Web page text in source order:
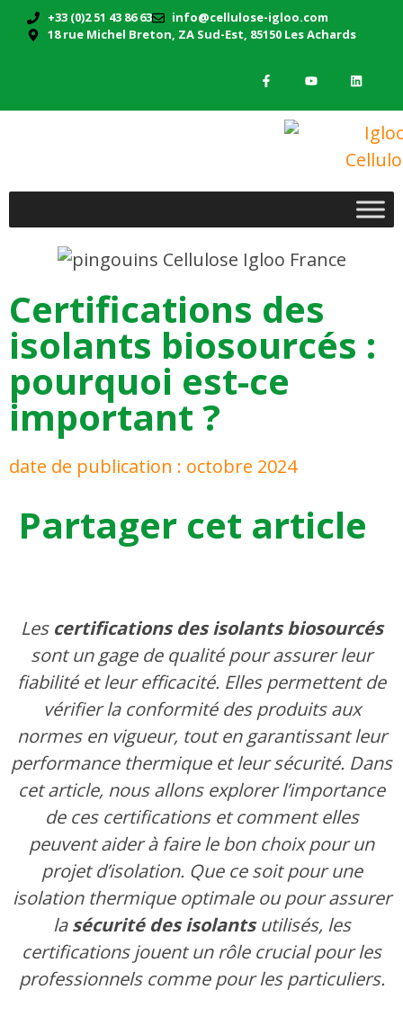
+33 (0)2 51 43 86 63
info@cellulose-igloo.com
18 rue Michel Breton, ZA Sud-Est, 85150 Les Achards
Certifications des
isolants biosourcés :
pourquoi est-ce
important ?
date de publication : octobre 2024
Partager cet article
Les certifications des isolants biosourcés
sont un gage de qualité pour assurer leur
fiabilité et leur efficacité. Elles permettent de
vérifier la conformité des produits aux
normes en vigueur, tout en garantissant leur
performance thermique et leur sécurité. Dans
cet article, nous allons explorer l’importance
de ces certifications et comment elles
peuvent aider à faire le bon choix pour un
projet d’isolation. Que ce soit pour une
isolation thermique optimale ou pour assurer
lasécurité des isolantsutilisés, les
certifications jouent un rôle crucial pour les
professionnels comme pour les particuliers.